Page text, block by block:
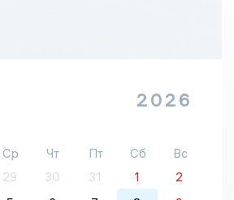
2026
Ср Чт Пт Сб
Вс
29 30 31 1
2